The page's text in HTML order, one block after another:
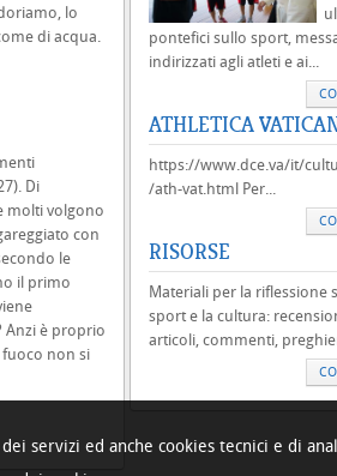
lo
di acqua.
Di
molti volgono
con
le
il primo
Anzi è proprio
non si
pontefici sullo sport,
indirizzati agli atleti e ai...
ATHLETICA
https://www.dce.va/it/
/ath-vat.html Per...
RISORSE
Materiali per la riflessione
sport e la cultura:
articoli, commenti,
servizi ed anche cookies tecnici e di